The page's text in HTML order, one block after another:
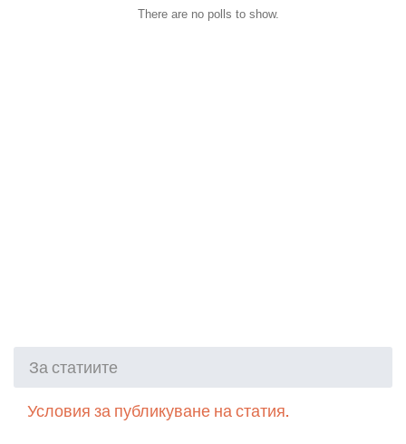
There are no polls to show.
За статиите
Условия за публикуване на статия.